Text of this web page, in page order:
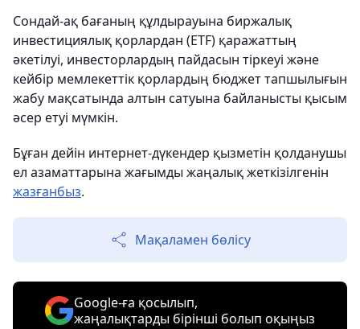
Сондай-ақ бағаның құлдырауына биржалық
инвестициялық қорлардан (ETF) қаражаттың
әкетілуі, инвесторлардың пайдасын тіркеуі және
кейбір мемлекеттік қорлардың бюджет тапшылығын
жабу мақсатында алтын сатуына байланысты қысым
әсер етуі мүмкін.
Бұған дейін интернет-дүкендер қызметін қолданушы
ел азаматтарына жағымды жаңалық жеткізілгенін
жазғанбыз.
Мақаламен бөлісу
Google-ға қосылып,
жаңалықтарды бірінші болып оқыңыз